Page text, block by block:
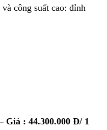
công suất cao: đỉnh
Giá : 44.300.000 Đ/ 1